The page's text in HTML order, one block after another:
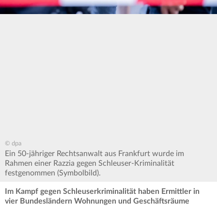
© dpa
Ein 50-jähriger Rechtsanwalt aus Frankfurt wurde im
Rahmen einer Razzia gegen Schleuser-Kriminalität
festgenommen (Symbolbild).
Im Kampf gegen Schleuserkriminalität haben Ermittler in
vier Bundesländern Wohnungen und Geschäftsräume